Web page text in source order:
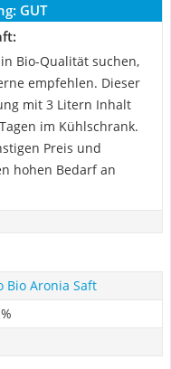
GUT
Bio-Qualität suchen,
empfehlen. Dieser
mit 3 Litern Inhalt
im Kühlschrank.
Preis und
hohen Bedarf an
Bio Aronia Saft